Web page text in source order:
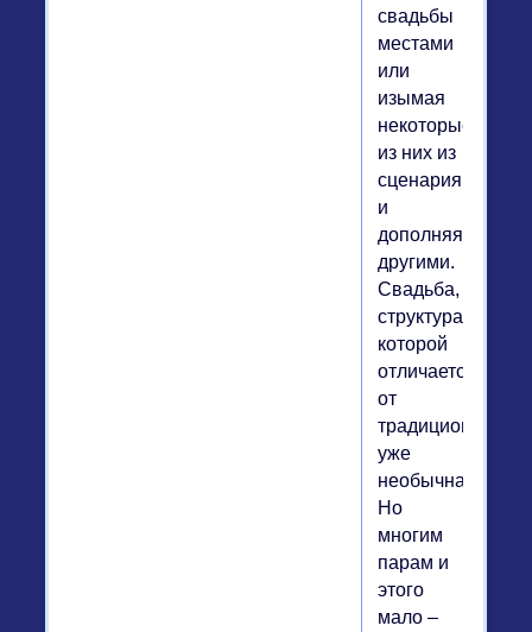
свадьбы
местами
или
изымая
некоторые
из них из
сценария
и
дополняя
другими.
Свадьба,
структура
которой
отличается
от
традиционной,
уже
необычна.
Но
многим
парам и
этого
мало –